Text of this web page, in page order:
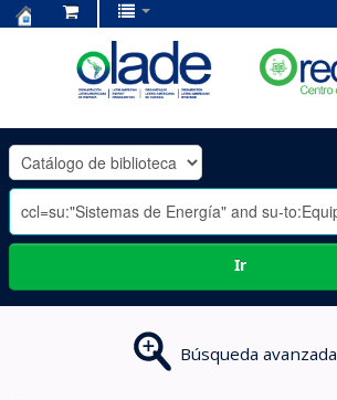
OLADE
-
Ir
Búsqueda avanzada